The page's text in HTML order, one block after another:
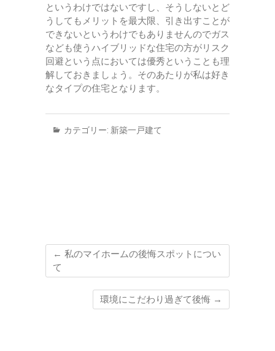
というわけではないですし、そうしないとど
うしてもメリットを最大限、引き出すことが
できないというわけでもありませんのでガス
なども使うハイブリッドな住宅の方がリスク
回避という点においては優秀ということも理
解しておきましょう。そのあたりが私は好き
なタイプの住宅となります。
カテゴリー: 新築一戸建て
← 私のマイホームの後悔スポットについ
て
環境にこだわり過ぎて後悔 →